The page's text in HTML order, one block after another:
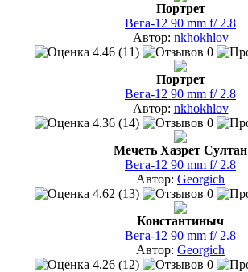
Портрет
Вега-12 90 mm f/ 2.8
Автор: nkhokhlov
4.46 (11)
0
Портрет
Вега-12 90 mm f/ 2.8
Автор: nkhokhlov
4.36 (14)
0
Мечеть Хазрет Султан
Вега-12 90 mm f/ 2.8
Автор: Georgich
4.62 (13)
0
Константиныч
Вега-12 90 mm f/ 2.8
Автор: Georgich
4.26 (12)
0